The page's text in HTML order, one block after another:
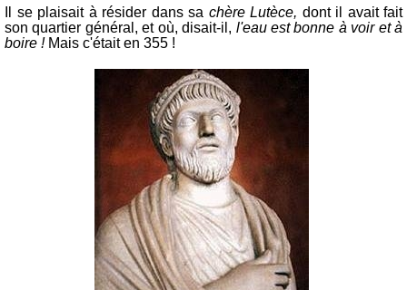
Il se plaisait à résider dans sa chère Lutèce, dont il avait fait
son quartier général, et où, disait-il, l'eau est bonne à voir et à
boire ! Mais c'était en 355 !